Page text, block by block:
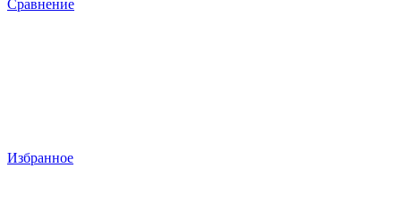
Сравнение
Избранное